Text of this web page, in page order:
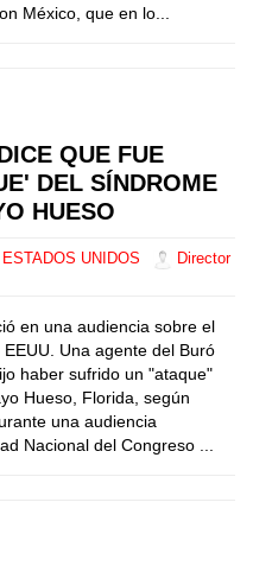
México, que en lo...
QUE FUE
DEL SÍNDROME
HUESO
ESTADOS UNIDOS
Director
en una audiencia sobre el
Una agente del Buró
haber sufrido un "ataque"
Hueso, Florida, según
una audiencia
Nacional del Congreso ...